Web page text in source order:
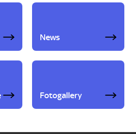
News
Fotogallery